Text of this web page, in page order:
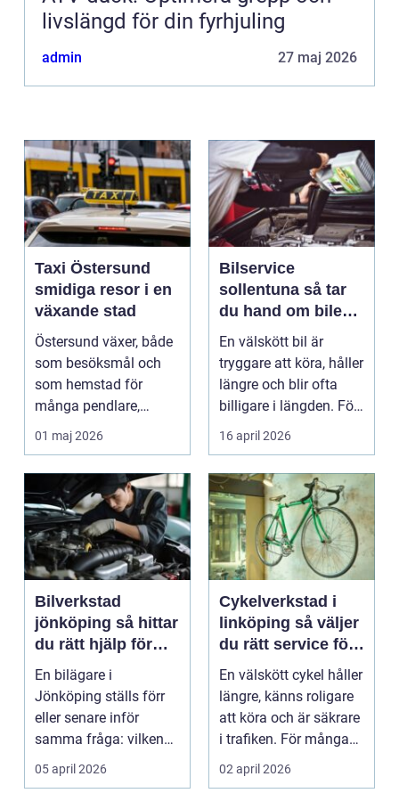
livslängd för din fyrhjuling
admin 27 maj 2026
Taxi Östersund
smidiga resor i en
växande stad
Östersund växer, både
som besöksmål och
som hemstad för
många pendlare,
studenter och
företagare. En...
01 maj 2026
Bilservice
sollentuna så tar
du hand om bilen
på ett smart sätt
En välskött bil är
tryggare att köra, håller
längre och blir ofta
billigare i längden. För
många bil...
16 april 2026
Bilverkstad
jönköping så hittar
du rätt hjälp för
bilen
En bilägare i
Jönköping ställs förr
eller senare inför
samma fråga: vilken
verkstad tar bäst hand
om...
05 april 2026
Cykelverkstad i
linköping så väljer
du rätt service för
din cykel
En välskött cykel håller
längre, känns roligare
att köra och är säkrare
i trafiken. För många
som cy...
02 april 2026